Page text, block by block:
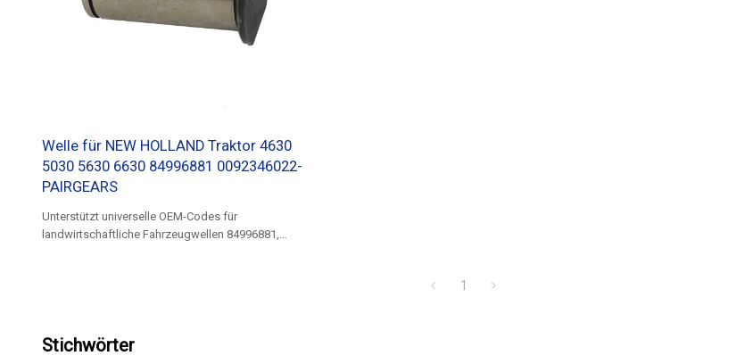
Welle für NEW HOLLAND Traktor 4630
5030 5630 6630 84996881 0092346022-
PAIRGEARS
Unterstützt universelle OEM-Codes für
landwirtschaftliche Fahrzeugwellen 84996881,
1
Stichwörter